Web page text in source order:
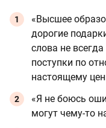
«Высшее
дорогие
слова не
поступки по
настоящему
«Я не боюсь
могут чему-то